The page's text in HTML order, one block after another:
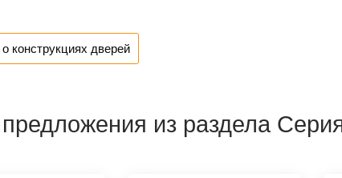
конструкциях дверей
из раздела